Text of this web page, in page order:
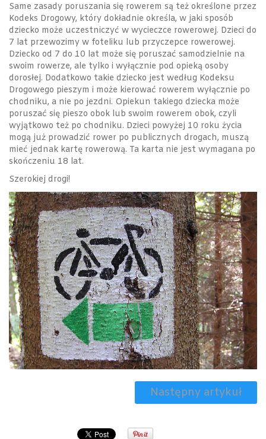
Same zasady poruszania się rowerem są też określone przez
Kodeks Drogowy, który dokładnie określa, w jaki sposób
dziecko może uczestniczyć w wycieczce rowerowej. Dzieci do
7 lat przewozimy w foteliku lub przyczepce rowerowej.
Dziecko od 7 do 10 lat może się poruszać samodzielnie na
swoim rowerze, ale tylko i wyłącznie pod opieką osoby
dorosłej. Dodatkowo takie dziecko jest według Kodeksu
Drogowego pieszym i może kierować rowerem wyłącznie po
chodniku, a nie po jezdni. Opiekun takiego dziecka może
poruszać się pieszo obok lub swoim rowerem obok, czyli
wyjątkowo też po chodniku. Dzieci powyżej 10 roku życia
mogą już prowadzić rower po publicznych drogach, muszą
mieć jednak kartę rowerową. Ta karta nie jest wymagana po
skończeniu 18 lat.
Szerokiej drogi!
Następny artykuł